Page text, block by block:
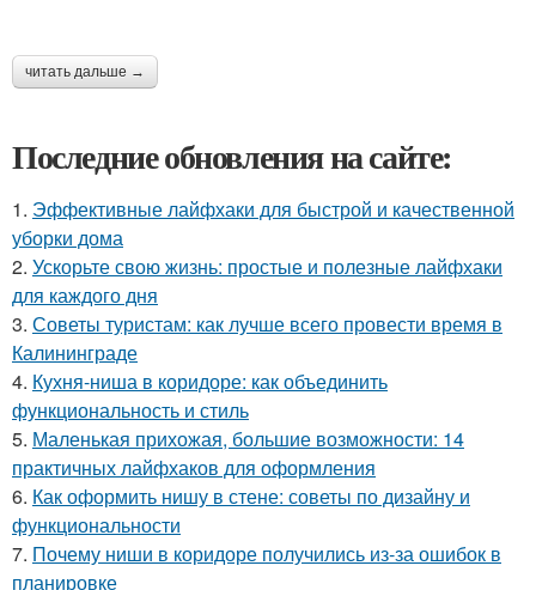
читать дальше →
Последние обновления на сайте:
1. Эффективные лайфхаки для быстрой и качественной
уборки дома
2. Ускорьте свою жизнь: простые и полезные лайфхаки
для каждого дня
3. Советы туристам: как лучше всего провести время в
Калининграде
4. Кухня-ниша в коридоре: как объединить
функциональность и стиль
5. Маленькая прихожая, большие возможности: 14
практичных лайфхаков для оформления
6. Как оформить нишу в стене: советы по дизайну и
функциональности
7. Почему ниши в коридоре получились из-за ошибок в
планировке